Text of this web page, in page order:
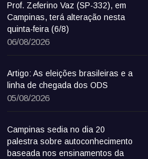
Prof. Zeferino Vaz (SP-332), em
Campinas, terá alteração nesta
quinta-feira (6/8)
06/08/2026
Artigo: As eleições brasileiras e a
linha de chegada dos ODS
05/08/2026
Campinas sedia no dia 20
palestra sobre autoconhecimento
baseada nos ensinamentos da